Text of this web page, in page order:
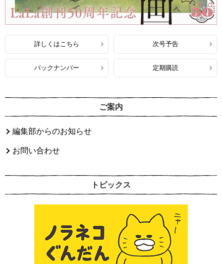
詳しくはこちら 次号予告
バックナンバー 定期購読
ご案内
編集部からのお知らせ
お問い合わせ
トピックス